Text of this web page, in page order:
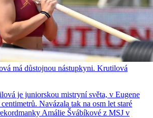
má důstojnou nástupkyni. Krutilová
je juniorskou mistryní světa, v Eugene
Navázala tak na osm let staré
Amálie Švábíkové z MSJ v